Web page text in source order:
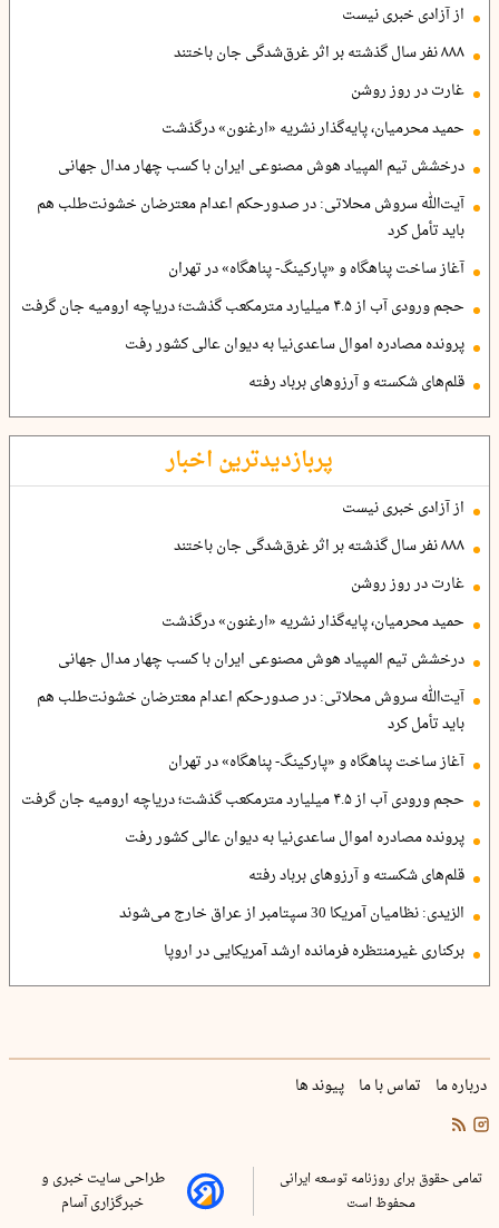
از آزادی خبری نیست
۸۸۸ نفر سال گذشته بر اثر غرق‌شدگی جان باختند
غارت در روز روشن
حمید محرمیان، پایه‌گذار نشریه «ارغنون» درگذشت
درخشش تیم المپیاد هوش مصنوعی ایران با کسب چهار مدال جهانی
آیت‌الله سروش محلاتی: در صدورحکم اعدام معترضان خشونت‌طلب هم
باید تأمل کرد
آغاز ساخت پناهگاه و «پارکینگ- پناهگاه» در تهران
حجم ورودی آب از ۴.۵ میلیارد مترمکعب گذشت؛ دریاچه ارومیه جان گرفت
پرونده مصادره اموال ساعدی‌نیا به دیوان عالی کشور رفت
قلم‌های شکسته و آرزوهای برباد رفته
پربازدیدترین اخبار
از آزادی خبری نیست
۸۸۸ نفر سال گذشته بر اثر غرق‌شدگی جان باختند
غارت در روز روشن
حمید محرمیان، پایه‌گذار نشریه «ارغنون» درگذشت
درخشش تیم المپیاد هوش مصنوعی ایران با کسب چهار مدال جهانی
آیت‌الله سروش محلاتی: در صدورحکم اعدام معترضان خشونت‌طلب هم
باید تأمل کرد
آغاز ساخت پناهگاه و «پارکینگ- پناهگاه» در تهران
حجم ورودی آب از ۴.۵ میلیارد مترمکعب گذشت؛ دریاچه ارومیه جان گرفت
پرونده مصادره اموال ساعدی‌نیا به دیوان عالی کشور رفت
قلم‌های شکسته و آرزوهای برباد رفته
الزیدی: نظامیان آمریکا 30 سپتامبر از عراق خارج می‌شوند
برکناری غیرمنتظره فرمانده ارشد آمریکایی در اروپا
درباره ما تماس با ما پیوند ها
تمامی حقوق برای روزنامه توسعه ایرانی
محفوظ است
طراحی سایت خبری و
خبرگزاری آسام